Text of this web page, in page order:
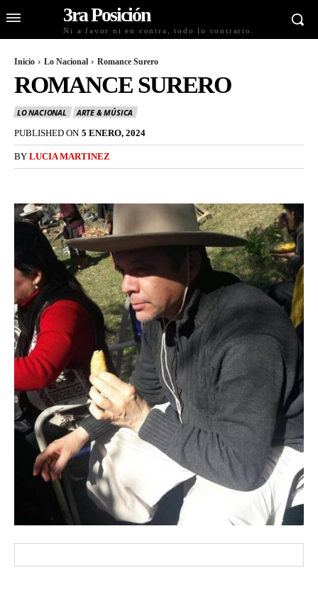
3ra Posición
Ni a favor ni en contra, todo lo contrario.
Inicio Lo Nacional Romance Surero
ROMANCE SURERO
LO NACIONAL
ARTE & MÚSICA
PUBLISHED ON 5 ENERO, 2024
BY LUCIA MARTINEZ